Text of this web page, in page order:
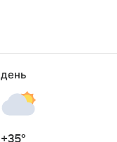
день
+35°